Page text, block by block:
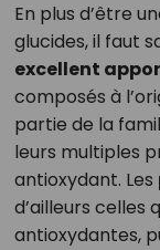
En plus d’être
glucides, il faut
excellent
composés à
partie de la
leurs multiples
antioxydant. Les
d’ailleurs celles
antioxydantes,